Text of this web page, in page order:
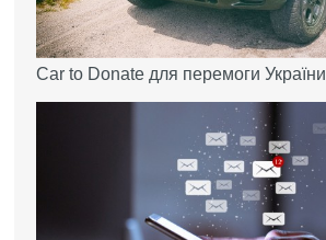
Car to Donate для перемоги України